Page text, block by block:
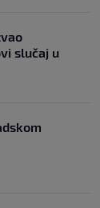
slučaj u